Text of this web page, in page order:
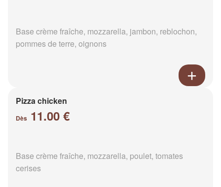
Base crème fraîche, mozzarella, jambon, reblochon,
pommes de terre, oignons
Pizza chicken
Dès 11.00 €
Base crème fraîche, mozzarella, poulet, tomates
cerises